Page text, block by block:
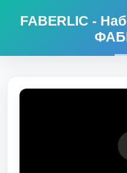
FABERLIC -